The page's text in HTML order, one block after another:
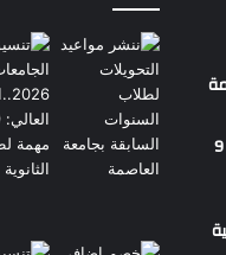
تنسيق الجامعات 2026..التعليم العالي: 9